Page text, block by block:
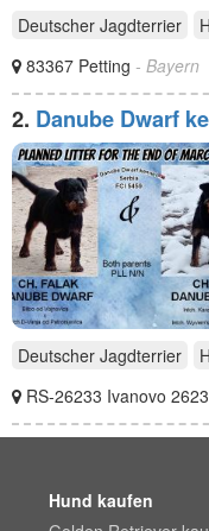
Deutscher Jagdterrier
83367 Petting - Bayern
2. Danube Dwarf
Deutscher Jagdterrier
RS-26233 Ivanovo
Hund kaufen